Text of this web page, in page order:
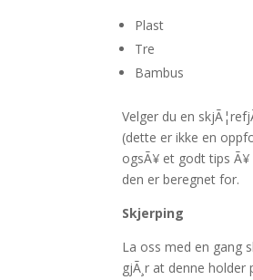
Plast
Tre
Bambus
Velger du en
(dette er ikke en
ogsÃ¥ et godt tips
den er beregnet for.
Skjerping
La oss med en gang
gjÃ¸r at denne